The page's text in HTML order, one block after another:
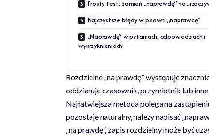
Prosty test: zamień „naprawdę” na
Najczęstsze błędy w pisowni „naprawdę”
„Naprawdę” w pytaniach, odpowiedziach i
wykrzyknieniach
Rozdzielne „na prawdę” występuje
oddziałuje czasownik, przymiotnik lub inne
Najłatwiejsza metoda polega na
pozostaje naturalny, należy napisać
„na prawdę”, zapis rozdzielny może być